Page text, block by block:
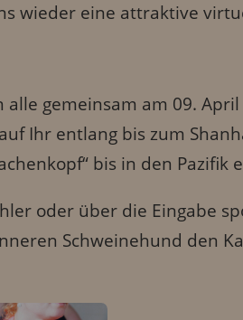
wieder eine attraktive
gemeinsam am 09.
Ihr entlang bis zum
bis in den Pazifik
oder über die Eingabe
Schweinehund den